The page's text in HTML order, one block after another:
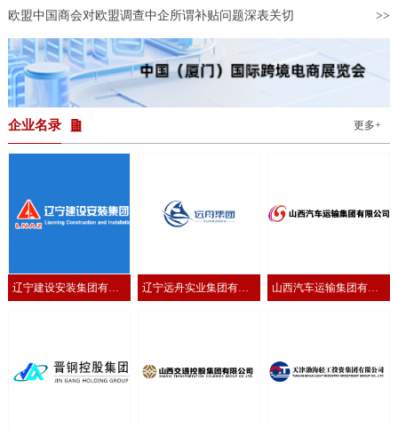
力和吸引力。展会现场共有30余家临沂企业与越方达成初步采购意
向，意向合作金额约1600万美元。展会期间，由山东省贸促会与越
南工贸部共同主办的中越企业对接会成功举行。临沂展团积极把握机
遇，共有20余家企业参与对接，与越南采购商开展面对面、一对一
的深入洽谈。通过直观的产品展示与专业交流，越方企业进一步加深
了对临沂产品特色与优势的了解，为后续合作奠定了坚实基础。为进
一步把握越南市场动态与消费需求，活动期间，临沂国际商会还组织
欧盟中国商会对欧盟调查中企所谓补贴问题深表关切
企业名录 更多+
辽宁建设安装集团有限 辽宁远舟实业集团有限 山西汽车运输集团有限